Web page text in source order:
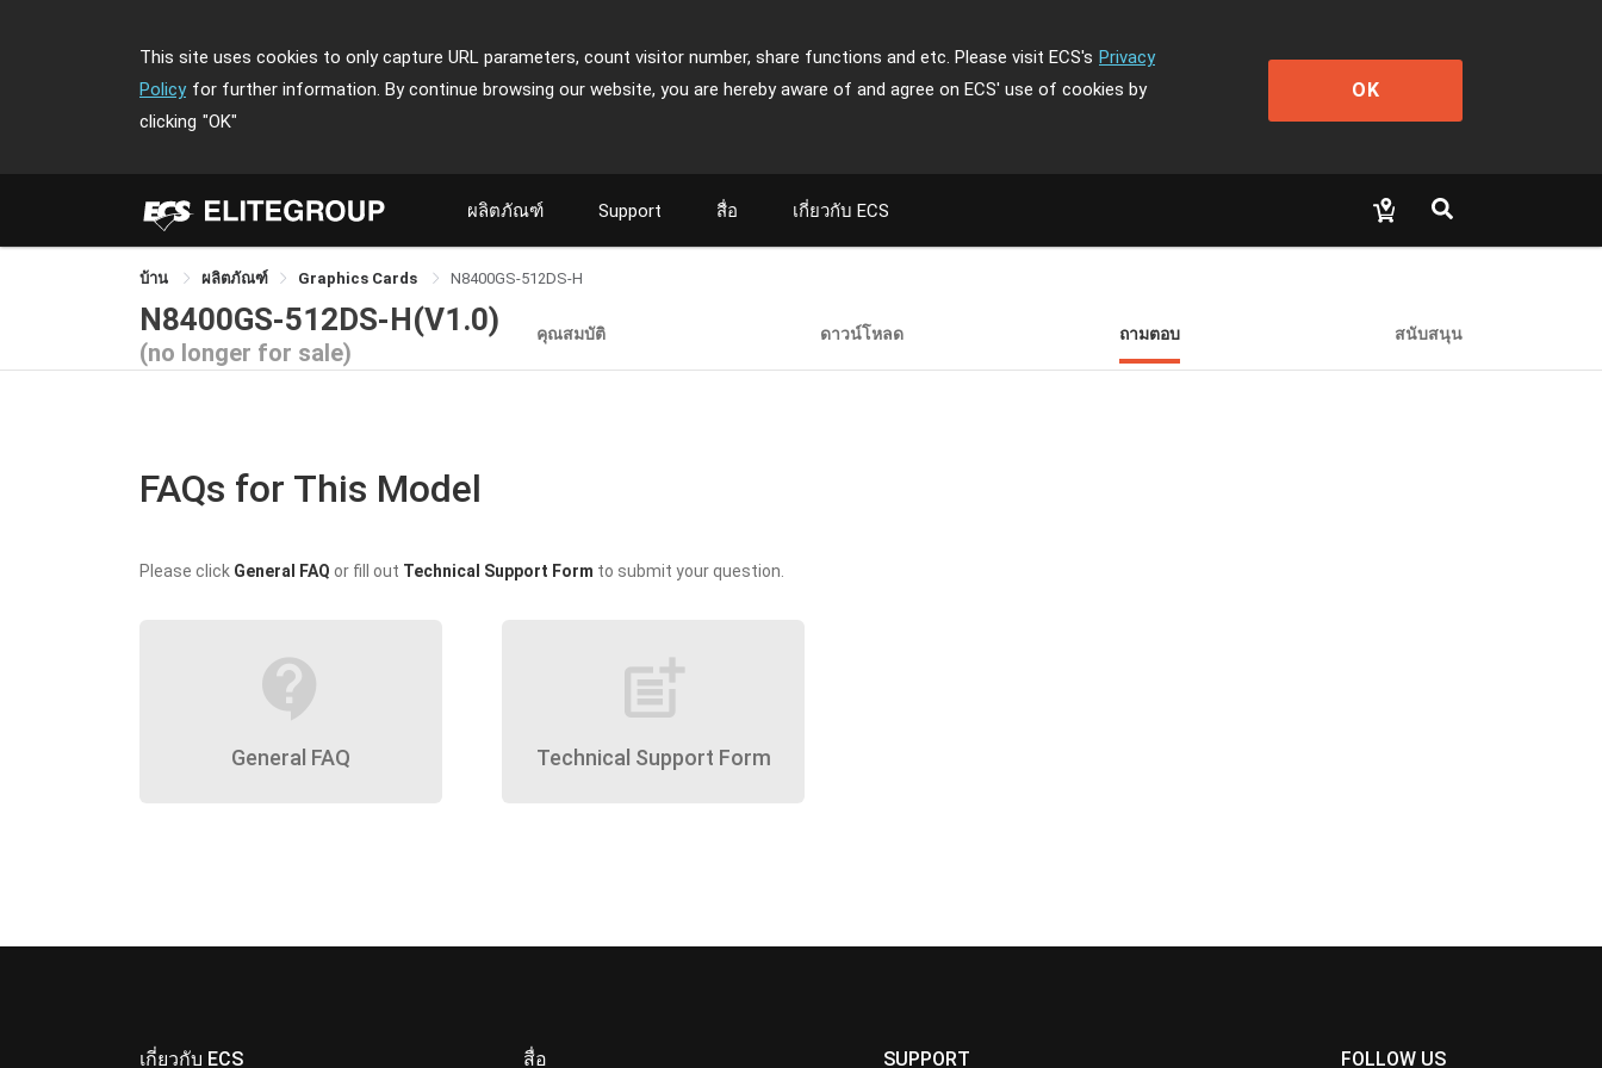
This site uses cookies to only capture URL parameters, count visitor number, share functions and etc. Please visit ECS's Privacy
Policy for further information. By continue browsing our website, you are hereby aware of and agree on ECS' use of cookies by
clicking "OK"
OK
ผลิตภัณฑ์ Support สื่อ เกี่ยวกับ ECS
บ้าน ผลิตภัณฑ์ Graphics Cards N8400GS-512DS-H
N8400GS-512DS-H(V1.0)
(no longer for sale)
คุณสมบัติ ดาวน์โหลด ถามตอบ สนับสนุน
FAQs for This Model
Please click General FAQ or fill out Technical Support Form to submit your question.
contact_support
General FAQ
post_add
Technical Support Form
เกี่ยวกับ ECS สื่อ SUPPORT FOLLOW US